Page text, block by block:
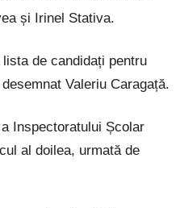
și Irinel Stativa.
de candidați pentru
Valeriu Caragață.
Inspectoratului Școlar
al doilea, urmată de